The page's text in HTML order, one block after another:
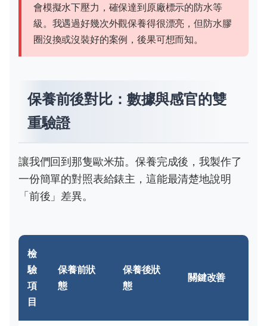
會模擬水下壓力，確保達到原廠標示的防水等
級。我遇過好幾次外觀保養得很漂亮，但防水膠
圈沒換或沒裝好的案例，後果可想而知。
保養前後對比：數據與感官的雙
重驗證
讓我們回到那隻歐米茄。保養完成後，我製作了
一份簡單的對照表給錶主，這能最清楚地說明
「前後」差異。
檢
驗
項
目
保養前狀
態
保養後狀
態
關鍵改善